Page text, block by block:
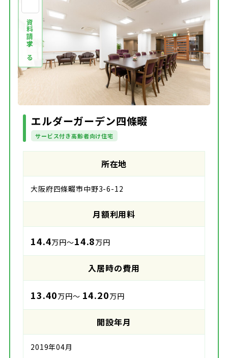
資料請求する
エルダーガーデン四條畷
サービス付き高齢者向け住宅
所在地
大阪府四條畷市中野3-6-12
月額利用料
14.4万円～14.8万円
入居時の費用
13.40万円～ 14.20万円
開設年月
2019年04月